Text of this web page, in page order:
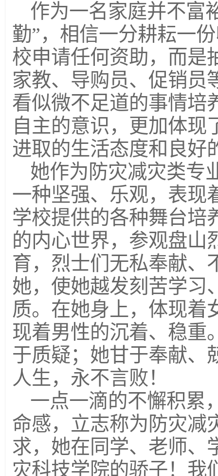
作为一名家庭并不富
勤”，相信一分耕耘一
校申请任何资助，而是
家教、导购员、促销员
看似微不足道的事情培
自主的意识，更加体现
进取的生活态度和良好
她作为防灾减灾类专
一种坚强、乐观，表现
学校提供的各种舞台培
的内心世界，参观盘山
育，烈士们无私奉献、
她，使她越发刻苦学习
质。在她身上，体现着
现着男性的沉着、稳重
于质疑；她甘于奉献、
人生，永不言败！
一点一滴的不懈积累
命感，立志称为防灾减
求，她在同学、老师、
灾科技学院的骄子！我